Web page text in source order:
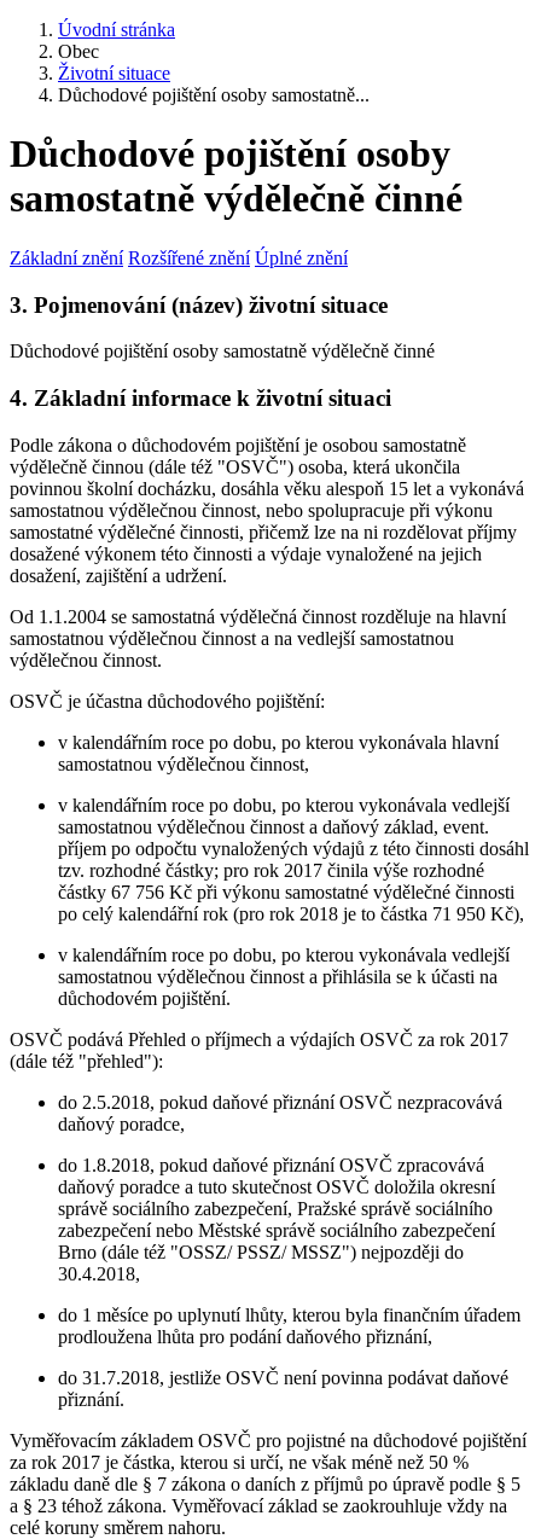
Úvodní stránka
Obec
Životní situace
Důchodové pojištění osoby samostatně...
Důchodové pojištění osoby
samostatně výdělečně činné
Základní znění Rozšířené znění Úplné znění
3. Pojmenování (název) životní situace
Důchodové pojištění osoby samostatně výdělečně činné
4. Základní informace k životní situaci
Podle zákona o důchodovém pojištění je osobou samostatně
výdělečně činnou (dále též "OSVČ") osoba, která ukončila
povinnou školní docházku, dosáhla věku alespoň 15 let a vykonává
samostatnou výdělečnou činnost, nebo spolupracuje při výkonu
samostatné výdělečné činnosti, přičemž lze na ni rozdělovat příjmy
dosažené výkonem této činnosti a výdaje vynaložené na jejich
dosažení, zajištění a udržení.
Od 1.1.2004 se samostatná výdělečná činnost rozděluje na hlavní
samostatnou výdělečnou činnost a na vedlejší samostatnou
výdělečnou činnost.
OSVČ je účastna důchodového pojištění:
v kalendářním roce po dobu, po kterou vykonávala hlavní
samostatnou výdělečnou činnost,
v kalendářním roce po dobu, po kterou vykonávala vedlejší
samostatnou výdělečnou činnost a daňový základ, event.
příjem po odpočtu vynaložených výdajů z této činnosti dosáhl
tzv. rozhodné částky; pro rok 2017 činila výše rozhodné
částky 67 756 Kč při výkonu samostatné výdělečné činnosti
po celý kalendářní rok (pro rok 2018 je to částka 71 950 Kč),
v kalendářním roce po dobu, po kterou vykonávala vedlejší
samostatnou výdělečnou činnost a přihlásila se k účasti na
důchodovém pojištění.
OSVČ podává Přehled o příjmech a výdajích OSVČ za rok 2017
(dále též "přehled"):
do 2.5.2018, pokud daňové přiznání OSVČ nezpracovává
daňový poradce,
do 1.8.2018, pokud daňové přiznání OSVČ zpracovává
daňový poradce a tuto skutečnost OSVČ doložila okresní
správě sociálního zabezpečení, Pražské správě sociálního
zabezpečení nebo Městské správě sociálního zabezpečení
Brno (dále též "OSSZ/ PSSZ/ MSSZ") nejpozději do
30.4.2018,
do 1 měsíce po uplynutí lhůty, kterou byla finančním úřadem
prodloužena lhůta pro podání daňového přiznání,
do 31.7.2018, jestliže OSVČ není povinna podávat daňové
přiznání.
Vyměřovacím základem OSVČ pro pojistné na důchodové pojištění
za rok 2017 je částka, kterou si určí, ne však méně než 50 %
základu daně dle § 7 zákona o daních z příjmů po úpravě podle § 5
a § 23 téhož zákona. Vyměřovací základ se zaokrouhluje vždy na
celé koruny směrem nahoru.